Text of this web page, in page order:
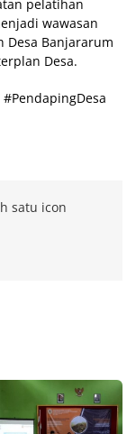
pelatihan
wawasan
Desa Banjararum
Desa.
satu icon